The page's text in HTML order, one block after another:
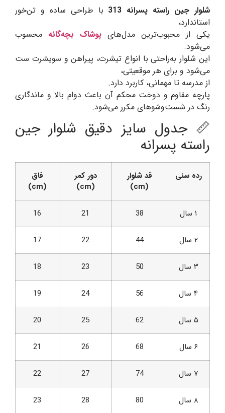
شلوار جین راسته پسرانه 313
با طراحی ساده و تن‌خور
استاندارد،
یکی از محبوب‌ترین مدل‌های پوشاک بچه‌گانه محسوب
می‌شود.
این شلوار به‌راحتی با انواع تیشرت، پیراهن و سویشرت ست
می‌شود و برای هر موقعیتی،
از مدرسه تا مهمانی، کاربرد دارد.
پارچه مقاوم و دوخت محکم آن باعث دوام بالا و ماندگاری
رنگ در شست‌وشوهای مکرر می‌شود.
📏 جدول سایز دقیق شلوار جین
راسته پسرانه
رده سنی
قد شلوار
(cm)
دور کمر
(cm)
فاق
(cm)
۱ سال 38
21
16
۲ سال 44
22
17
۳ سال 50
23
18
۴ سال 56
24
19
۵ سال 62
25
20
۶ سال 68
26
21
۷ سال 74
27
22
۸ سال 80
28
23